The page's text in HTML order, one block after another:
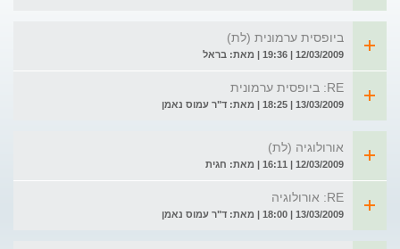
ביופסית ערמונית (לת)
12/03/2009 | 19:36 | מאת: בראל
RE: ביופסית ערמונית
13/03/2009 | 18:25 | מאת: ד"ר עמוס נאמן
אורולוגיה (לת)
12/03/2009 | 16:11 | מאת: חגית
RE: אורולוגיה
13/03/2009 | 18:00 | מאת: ד"ר עמוס נאמן